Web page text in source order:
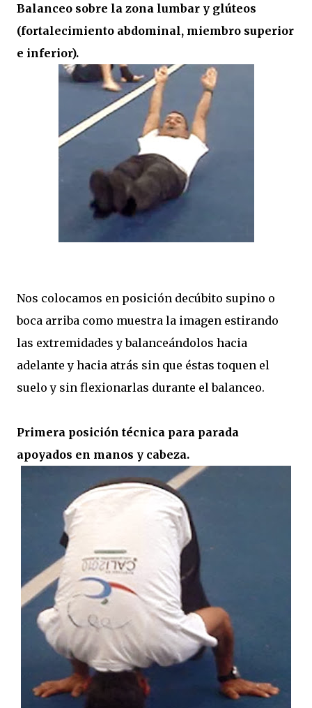
Balanceo sobre la zona lumbar y glúteos
(fortalecimiento abdominal, miembro superior
e inferior).
Nos colocamos en posición decúbito supino o
boca arriba como muestra la imagen estirando
las extremidades y balanceándolos hacia
adelante y hacia atrás sin que éstas toquen el
suelo y sin flexionarlas durante el balanceo.
Primera posición técnica para parada
apoyados en manos y cabeza.